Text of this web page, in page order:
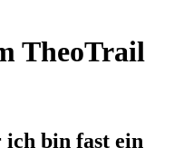
TheoTrail
ich bin fast ein